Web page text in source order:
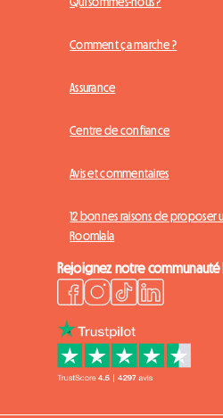
Comment ça marche ?
Assurance
Centre de confiance
Avis et commentaires
12 bonnes raisons de proposer
Roomlala
Rejoignez notre communauté